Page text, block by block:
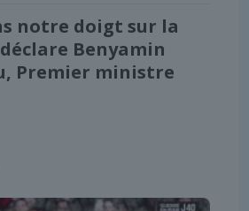
notre doigt sur la
Benyamin
Premier ministre